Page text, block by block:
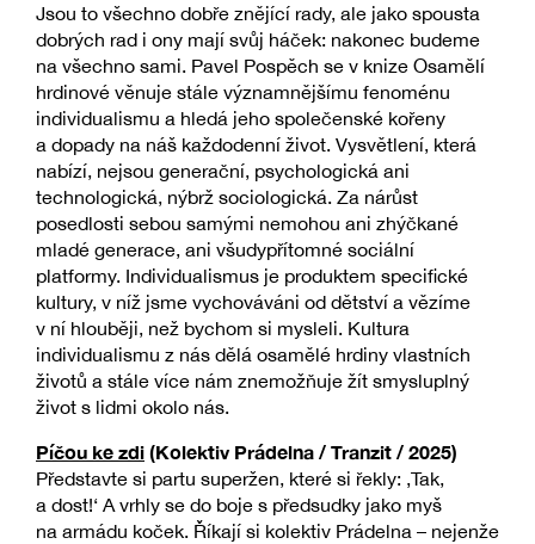
Jsou to všechno dobře znějící rady, ale jako spousta
dobrých rad i ony mají svůj háček: nakonec budeme
na všechno sami. Pavel Pospěch se v knize Osamělí
hrdinové věnuje stále významnějšímu fenoménu
individualismu a hledá jeho společenské kořeny
a dopady na náš každodenní život. Vysvětlení, která
nabízí, nejsou generační, psychologická ani
technologická, nýbrž sociologická. Za nárůst
posedlosti sebou samými nemohou ani zhýčkané
mladé generace, ani všudypřítomné sociální
platformy. Individualismus je produktem specifické
kultury, v níž jsme vychováváni od dětství a vězíme
v ní hlouběji, než bychom si mysleli. Kultura
individualismu z nás dělá osamělé hrdiny vlastních
životů a stále více nám znemožňuje žít smysluplný
život s lidmi okolo nás.
Píčou ke zdi (Kolektiv Prádelna / Tranzit / 2025)
Představte si partu superžen, které si řekly: ‚Tak,
a dost!‘ A vrhly se do boje s předsudky jako myš
na armádu koček. Říkají si kolektiv Prádelna – nejenže